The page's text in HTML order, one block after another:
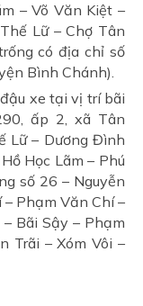
– Võ Văn Kiệt –
Lữ – Chợ Tân
có địa chỉ số
Bình Chánh).
xe tại vị trí bãi
ấp 2, xã Tân
Lữ – Dương Đình
Học Lãm – Phú
số 26 – Nguyễn
Phạm Văn Chí –
Bãi Sậy – Phạm
Trãi – Xóm Vôi –